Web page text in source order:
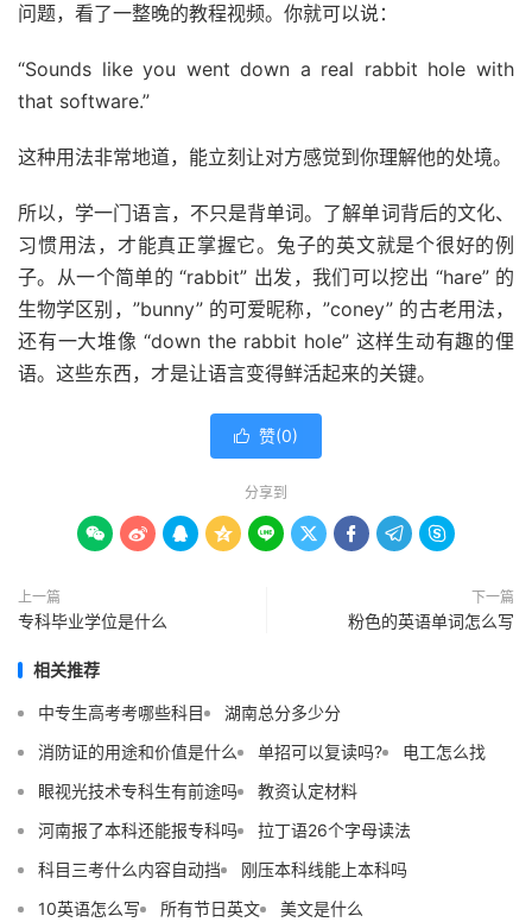
问题，看了一整晚的教程视频。你就可以说：
“Sounds like you went down a real rabbit hole with
that software.”
这种用法非常地道，能立刻让对方感觉到你理解他的处境。
所以，学一门语言，不只是背单词。了解单词背后的文化、
习惯用法，才能真正掌握它。兔子的英文就是个很好的例
子。从一个简单的 “rabbit” 出发，我们可以挖出 “hare” 的
生物学区别，”bunny” 的可爱昵称，”coney” 的古老用法，
还有一大堆像 “down the rabbit hole” 这样生动有趣的俚
语。这些东西，才是让语言变得鲜活起来的关键。
 赞(0)
分享到
        
上一篇
专科毕业学位是什么
下一篇
粉色的英语单词怎么写
相关推荐
中专生高考考哪些科目
湖南总分多少分
消防证的用途和价值是什么
单招可以复读吗?
电工怎么找
眼视光技术专科生有前途吗
教资认定材料
河南报了本科还能报专科吗
拉丁语26个字母读法
科目三考什么内容自动挡
刚压本科线能上本科吗
10英语怎么写
所有节日英文 美文是什么